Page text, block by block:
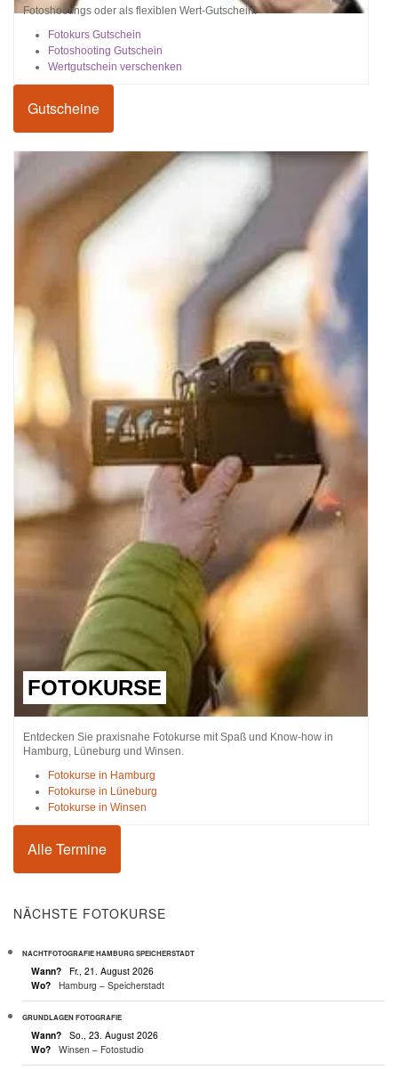
Fotoshootings oder als flexiblen Wert-Gutschein!
Fotokurs Gutschein
Fotoshooting Gutschein
Wertgutschein verschenken
Gutscheine
FOTOKURSE
Entdecken Sie praxisnahe Fotokurse mit Spaß und Know-how in
Hamburg, Lüneburg und Winsen.
Fotokurse in Hamburg
Fotokurse in Lüneburg
Fotokurse in Winsen
Alle Termine
NÄCHSTE FOTOKURSE
NACHTFOTOGRAFIE HAMBURG SPEICHERSTADT
Wann?
Fr., 21. August 2026
Wo?
Hamburg – Speicherstadt
GRUNDLAGEN FOTOGRAFIE
Wann?
So., 23. August 2026
Wo?
Winsen – Fotostudio